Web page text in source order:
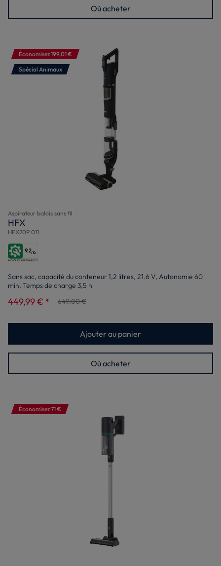
Où acheter
Économisez 199,01 €
Spécial Animaux
Aspirateur balais sans fil
HFX
HFX20P 011
9,2/10
Sans sac, capacité du conteneur 1,2 litres, 21.6 V, Autonomie 60
min, Temps de charge 3,5 h
449,99 € * 649,00 €
Ajouter au panier
Où acheter
Économisez 71 €